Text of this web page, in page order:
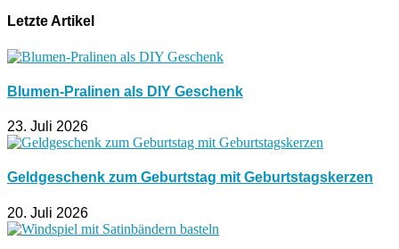
Letzte Artikel
Blumen-Pralinen als DIY Geschenk
23. Juli 2026
Geldgeschenk zum Geburtstag mit Geburtstagskerzen
20. Juli 2026